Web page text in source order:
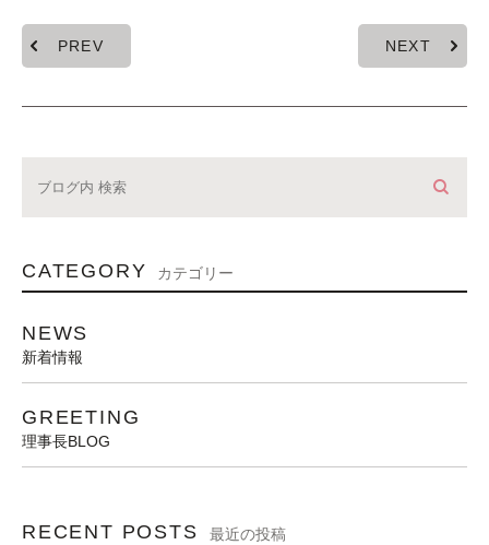
PREV NEXT
CATEGORY カテゴリー
NEWS
新着情報
GREETING
理事長BLOG
RECENT POSTS 最近の投稿